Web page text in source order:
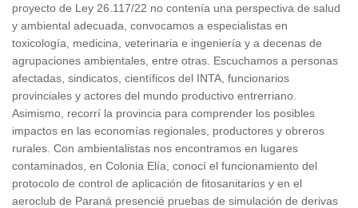
proyecto de Ley 26.117/22 no contenía una perspectiva de salud
y ambiental adecuada, convocamos a especialistas en
toxicología, medicina, veterinaria e ingeniería y a decenas de
agrupaciones ambientales, entre otras. Escuchamos a personas
afectadas, sindicatos, científicos del INTA, funcionarios
provinciales y actores del mundo productivo entrerriano.
Asimismo, recorrí la provincia para comprender los posibles
impactos en las economías regionales, productores y obreros
rurales. Con ambientalistas nos encontramos en lugares
contaminados, en Colonia Elía, conocí el funcionamiento del
protocolo de control de aplicación de fitosanitarios y en el
aeroclub de Paraná presencié pruebas de simulación de derivas